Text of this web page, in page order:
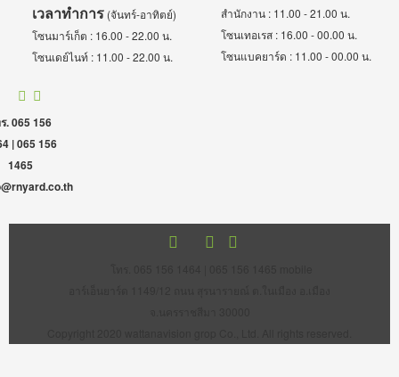
เวลาทำการ(จันทร์-อาทิตย์)
โซนมาร์เก็ต : 16.00 - 22.00 น.
โซนเดย์ไนท์ : 11.00 - 22.00 น.
สำนักงาน : 11.00 - 21.00 น.
โซนเทอเรส : 16.00 - 00.00 น.
โซนแบคยาร์ด : 11.00 - 00.00 น.
. 065 156
| 065 156
1465